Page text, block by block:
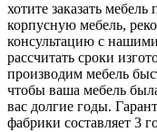
хотите заказать
корпусную мебель,
консультацию с
рассчитать сроки
производим мебель
чтобы ваша мебель
вас долгие годы.
фабрики составляет 3